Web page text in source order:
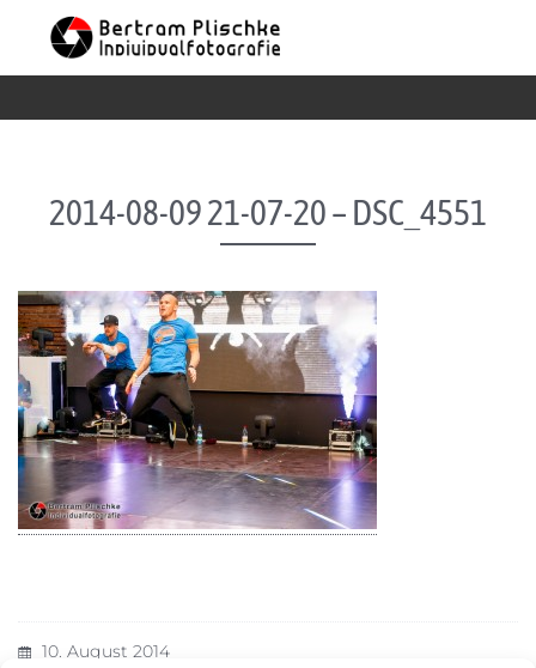
Skip to content
2014-08-09 21-07-20 – DSC_4551
10. August 2014